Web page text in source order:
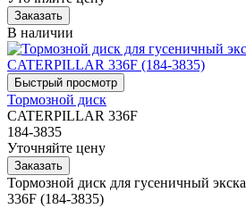
В наличии
Тормозной диск
CATERPILLAR 336F
184-3835
Уточняйте цену
Тормозной диск для гусеничный
336F (184-3835)